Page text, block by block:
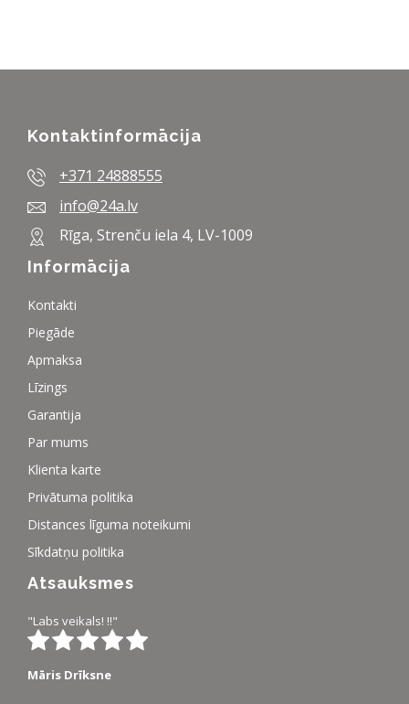
Kontaktinformācija
+371 24888555
info@24a.lv
Rīga, Strenču iela 4, LV-1009
Informācija
Kontakti
Piegāde
Apmaksa
Līzings
Garantija
Par mums
Klienta karte
Privātuma politika
Distances līguma noteikumi
Sīkdatņu politika
Atsauksmes
"Labs veikals! !!"
Māris Drīksne